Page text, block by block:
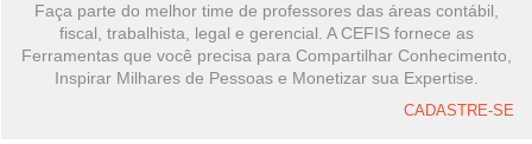
Faça parte do melhor time de professores das áreas contábil,
fiscal, trabalhista, legal e gerencial. A CEFIS fornece as
Ferramentas que você precisa para Compartilhar Conhecimento,
Inspirar Milhares de Pessoas e Monetizar sua Expertise.
CADASTRE-SE